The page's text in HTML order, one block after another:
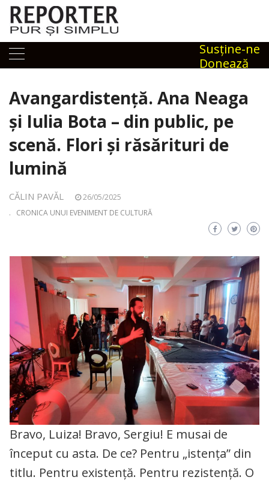
Skip
content
Susţine-ne
Donează
Avangardistență. Ana Neaga
și Iulia Bota – din public, pe
scenă. Flori și răsărituri de
lumină
CĂLIN PAVĂL
26/05/2025
.
CRONICA UNUI EVENIMENT DE CULTURĂ
Bravo, Luiza! Bravo, Sergiu! E musai de
început cu asta. De ce? Pentru „istența” din
titlu. Pentru existență. Pentru rezistență. O